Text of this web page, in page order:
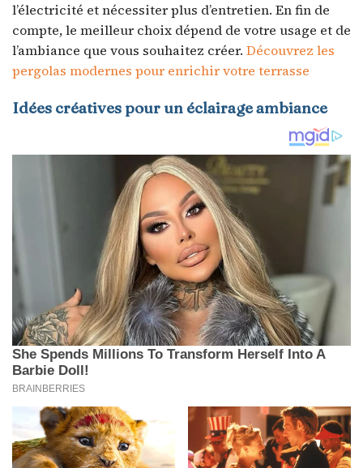
l’électricité et nécessiter plus d’entretien. En fin de
compte, le meilleur choix dépend de votre usage et de
l’ambiance que vous souhaitez créer. Découvrez les
pergolas modernes pour enrichir votre terrasse
Idées créatives pour un éclairage ambiance